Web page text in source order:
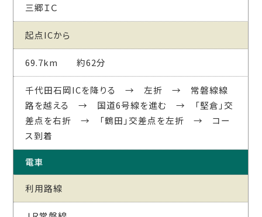
三郷ＩＣ
起点ICから
69.7km 約62分
千代田石岡ICを降りる → 左折 → 常磐線線
路を越える → 国道6号線を進む → 「堅倉」交
差点を右折 → 「鶴田」交差点を左折 → コー
ス到着
電車
利用路線